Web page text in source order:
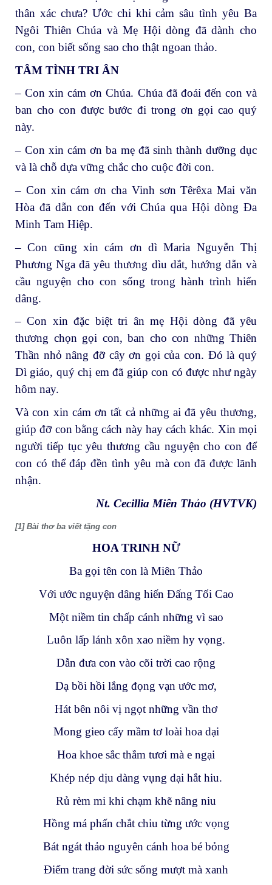
thân xác chưa? Ước chi khi cảm sâu tình yêu Ba
Ngôi Thiên Chúa và Mẹ Hội dòng đã dành cho
con, con biết sống sao cho thật ngoan thảo.
TÂM TÌNH TRI ÂN
– Con xin cám ơn Chúa. Chúa đã đoái đến con và
ban cho con được bước đi trong ơn gọi cao quý
này.
– Con xin cám ơn ba mẹ đã sinh thành dưỡng dục
và là chỗ dựa vững chắc cho cuộc đời con.
– Con xin cám ơn cha Vinh sơn Têrêxa Mai văn
Hòa đã dẫn con đến với Chúa qua Hội dòng Đa
Minh Tam Hiệp.
– Con cũng xin cám ơn dì Maria Nguyễn Thị
Phương Nga đã yêu thương dìu dắt, hướng dẫn và
cầu nguyện cho con sống trong hành trình hiến
dâng.
– Con xin đặc biệt tri ân mẹ Hội dòng đã yêu
thương chọn gọi con, ban cho con những Thiên
Thần nhỏ nâng đỡ cây ơn gọi của con. Đó là quý
Dì giáo, quý chị em đã giúp con có được như ngày
hôm nay.
Và con xin cám ơn tất cả những ai đã yêu thương,
giúp đỡ con bằng cách này hay cách khác. Xin mọi
người tiếp tục yêu thương cầu nguyện cho con để
con có thể đáp đền tình yêu mà con đã được lãnh
nhận.
Nt. Cecillia Miên Thảo (HVTVK)
[1] Bài thơ ba viết tặng con
HOA TRINH NỮ
Ba gọi tên con là Miên Thảo
Với ước nguyện dâng hiến Đấng Tối Cao
Một niềm tin chấp cánh những vì sao
Luôn lấp lánh xôn xao niềm hy vọng.
Dẫn đưa con vào cõi trời cao rộng
Dạ bồi hồi lắng đọng vạn ước mơ,
Hát bên nôi vị ngọt những vần thơ
Mong gieo cấy mầm tơ loài hoa dại
Hoa khoe sắc thắm tươi mà e ngại
Khép nép dịu dàng vụng dại hắt hiu.
Rủ rèm mi khi chạm khẽ nâng niu
Hồng má phấn chắt chiu từng ước vọng
Bát ngát thảo nguyên cánh hoa bé bỏng
Điểm trang đời sức sống mượt mà xanh